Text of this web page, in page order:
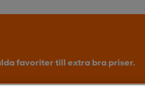
favoriter till extra bra priser.